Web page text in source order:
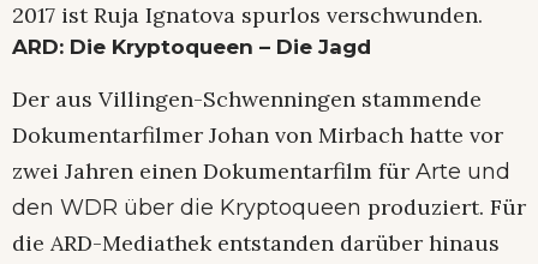
2017 ist Ruja Ignatova spurlos verschwunden.
ARD: Die Kryptoqueen – Die Jagd
Der aus Villingen-Schwenningen stammende
Dokumentarfilmer Johan von Mirbach hatte vor
zwei Jahren einen Dokumentarfilm für Arte und
den WDR über die Kryptoqueen produziert. Für
die ARD-Mediathek entstanden darüber hinaus